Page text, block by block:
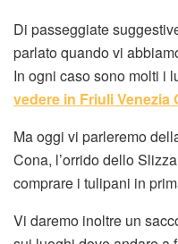
Di passeggiate
parlato quando vi
In ogni caso sono molti i
vedere in Friuli Venezia
Ma oggi vi parleremo
Cona, l’orrido dello
comprare i tulipani in
Vi daremo inoltre un